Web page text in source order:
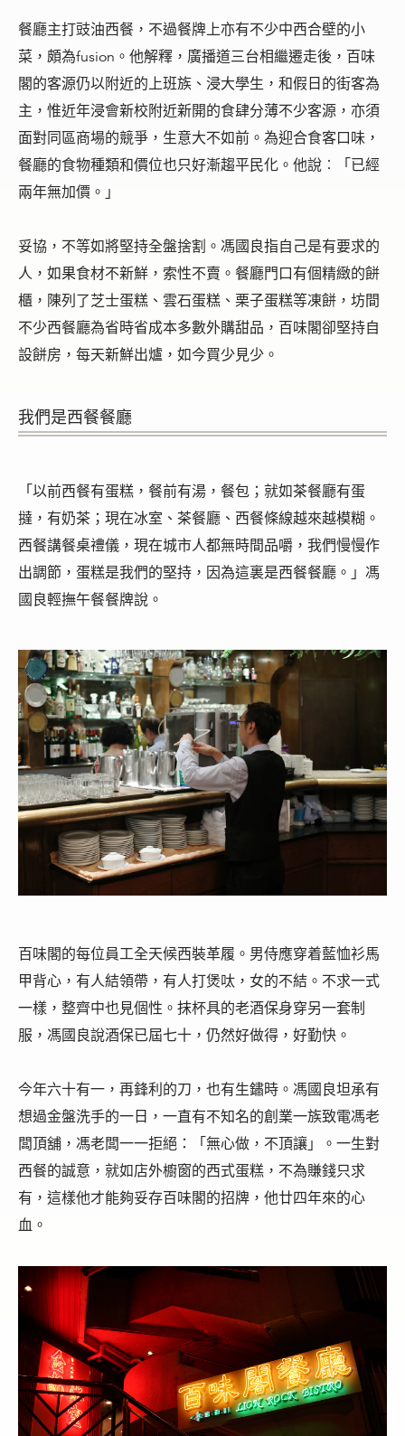
餐廳主打豉油西餐，不過餐牌上亦有不少中西合壁的小
菜，頗為fusion。他解釋，廣播道三台相繼遷走後，百味
閣的客源仍以附近的上班族、浸大學生，和假日的街客為
主，惟近年浸會新校附近新開的食肆分薄不少客源，亦須
面對同區商場的競爭，生意大不如前。為迎合食客口味，
餐廳的食物種類和價位也只好漸趨平民化。他說︰「已經
兩年無加價。」
妥協，不等如將堅持全盤捨割。馮國良指自己是有要求的
人，如果食材不新鮮，索性不賣。餐廳門口有個精緻的餅
櫃，陳列了芝士蛋糕、雲石蛋糕、栗子蛋糕等凍餅，坊間
不少西餐廳為省時省成本多數外購甜品，百味閣卻堅持自
設餅房，每天新鮮出爐，如今買少見少。
我們是西餐餐廳
「以前西餐有蛋糕，餐前有湯，餐包；就如茶餐廳有蛋
撻，有奶茶；現在冰室、茶餐廳、西餐條線越來越模糊。
西餐講餐桌禮儀，現在城市人都無時間品嚼，我們慢慢作
出調節，蛋糕是我們的堅持，因為這裏是西餐餐廳。」馮
國良輕撫午餐餐牌說。
百味閣的每位員工全天候西裝革履。男侍應穿着藍恤衫馬
甲背心，有人結領帶，有人打煲呔，女的不結。不求一式
一樣，整齊中也見個性。抹杯具的老酒保身穿另一套制
服，馮國良說酒保已屆七十，仍然好做得，好勤快。
今年六十有一，再鋒利的刀，也有生鏽時。馮國良坦承有
想過金盤洗手的一日，一直有不知名的創業一族致電馮老
闆頂舖，馮老闆一一拒絕：「無心做，不頂讓」。一生對
西餐的誠意，就如店外櫥窗的西式蛋糕，不為賺錢只求
有，這樣他才能夠妥存百味閣的招牌，他廿四年來的心
血。